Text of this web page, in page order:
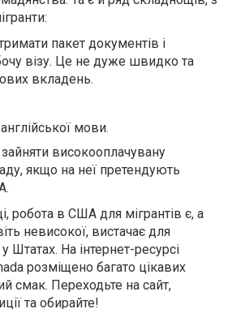
пакет документів і
візу. Це не дуже швидко та
вкладень.
мови.
високооплачувану
якщо на неї претендують
робота в США для мігрантів є, а
невисокої, вистачає для
Штатах. На інтернет-ресурсі
розміщено багато цікавих
смак. Переходьте на сайт,
та обирайте!